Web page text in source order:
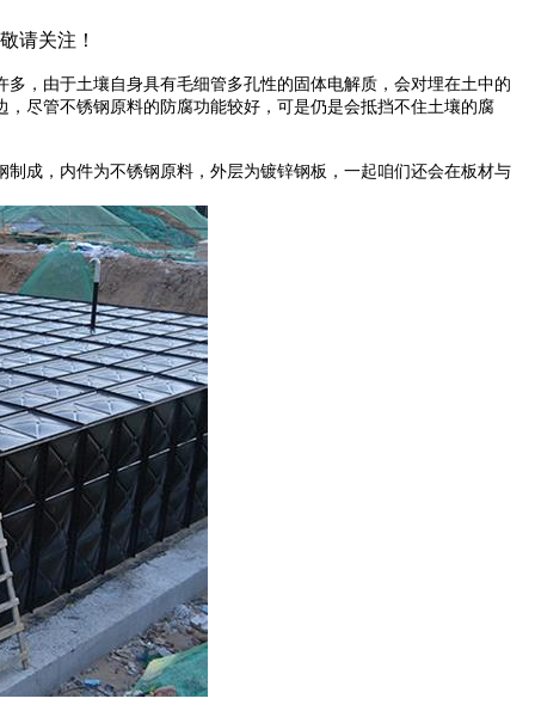
请关注！
，由于土壤自身具有毛细管多孔性的固体电解质，会对埋在土中的
，尽管不锈钢原料的防腐功能较好，可是仍是会抵挡不住土壤的腐
成，内件为不锈钢原料，外层为镀锌钢板，一起咱们还会在板材与